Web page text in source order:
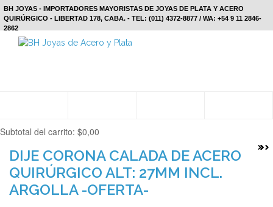
BH JOYAS - IMPORTADORES MAYORISTAS DE JOYAS DE PLATA Y ACERO
QUIRÚRGICO - LIBERTAD 178, CABA. - TEL: (011) 4372-8877 / WA: +54 9 11 2846-
2862
Subtotal del carrito: $0,00
DIJE CORONA CALADA DE ACERO
QUIRÚRGICO ALT: 27MM INCL.
ARGOLLA -OFERTA-